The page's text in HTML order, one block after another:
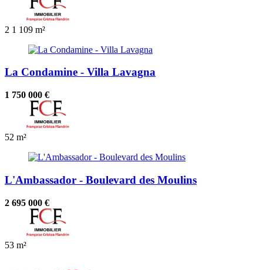
2 1 109 m²
La Condamine - Villa Lavagna
1 750 000 €
52 m²
L'Ambassador - Boulevard des Moulins
2 695 000 €
53 m²